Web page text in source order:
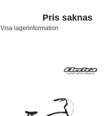
Pris saknas
Visa lagerinformation